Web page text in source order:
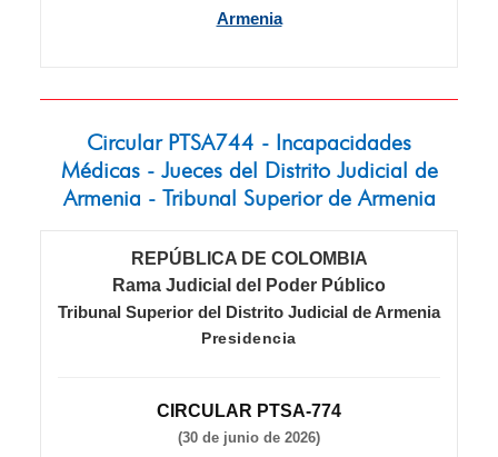
Armenia
Circular PTSA744 - Incapacidades
Médicas - Jueces del Distrito Judicial de
Armenia - Tribunal Superior de Armenia
REPÚBLICA DE COLOMBIA
Rama Judicial del Poder Público
Tribunal Superior del Distrito Judicial de Armenia
Presidencia
CIRCULAR PTSA-774
(30 de junio de 2026)